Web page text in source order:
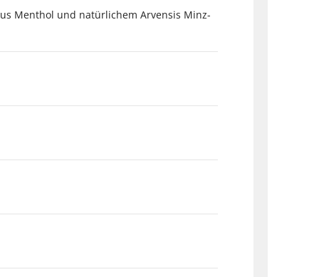
Menthol und natürlichem Arvensis Minz-